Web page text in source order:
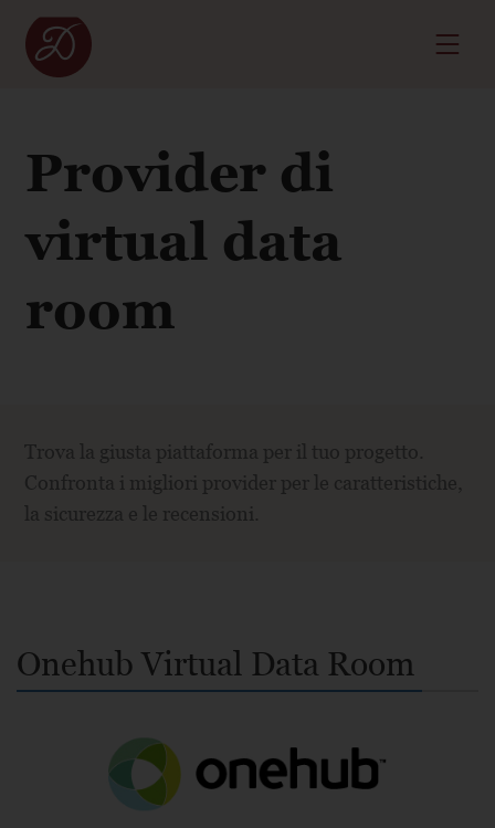
Provider di
virtual data
room
Trova la giusta piattaforma per il tuo progetto.
Confronta i migliori provider per le caratteristiche,
la sicurezza e le recensioni.
Onehub Virtual Data Room